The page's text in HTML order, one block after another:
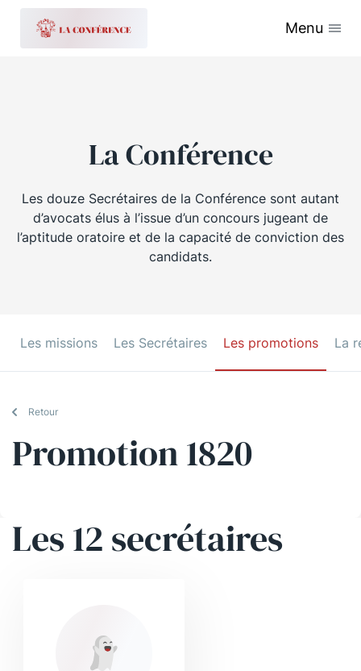
Menu
La Conférence
Les douze Secrétaires de la Conférence sont autant
d’avocats élus à l’issue d’un concours jugeant de
l’aptitude oratoire et de la capacité de conviction des
candidats.
Les missions Les Secrétaires Les promotions La
Retour
Promotion 1820
Les 12 secrétaires